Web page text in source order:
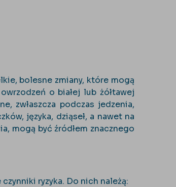
bolesne zmiany, które mogą
o białej lub żółtawej
zwłaszcza podczas jedzenia,
języka, dziąseł, a nawet na
mogą być źródłem znacznego
ryzyka. Do nich należą: